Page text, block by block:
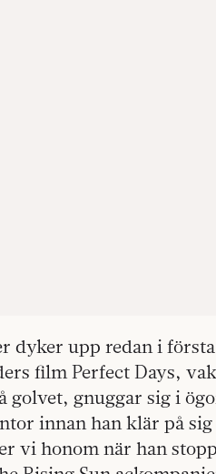
dyker upp redan i
film Perfect Days,
golvet, gnuggar sig i
innan han klär på
vi honom när han